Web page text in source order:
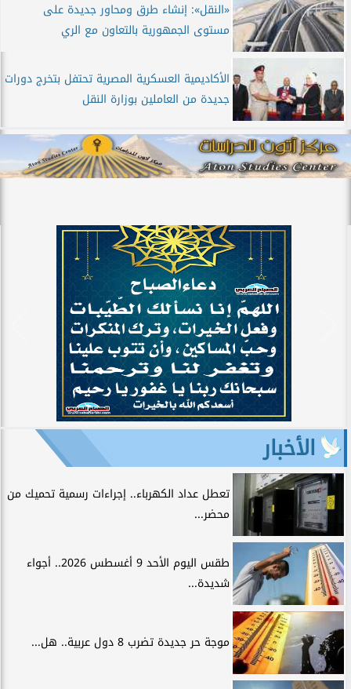
«النقل»: إنشاء طرق ومحاور جديدة على
مستوى الجمهورية بالتعاون مع الري
الأكاديمية العسكرية المصرية تحتفل بتخرج دورات
جديدة من العاملين بوزارة النقل
الأخبار
تعطل عداد الكهرباء.. إجراءات رسمية تحميك من
محضر...
طقس اليوم الأحد 9 أغسطس 2026.. أجواء
شديدة...
موجة حر جديدة تضرب 8 دول عربية.. هل...